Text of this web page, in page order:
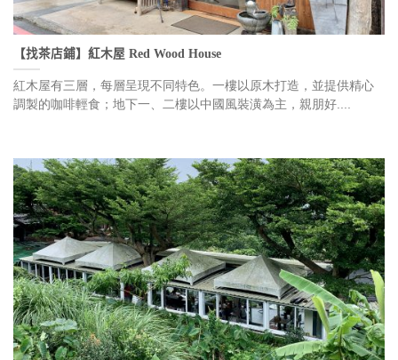
【找茶店鋪】紅木屋 Red Wood House
紅木屋有三層，每層呈現不同特色。一樓以原木打造，並提供精心
調製的咖啡輕食；地下一、二樓以中國風裝潢為主，親朋好....